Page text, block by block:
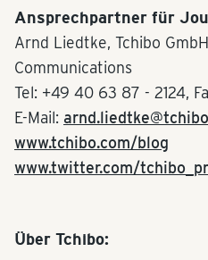
Ansprechpartner für
Arnd Liedtke, Tchibo
Communications
Tel: +49 40 63 87 - 2124,
E-Mail:
www.tchibo.com/blog
www.twitter.com/
Über Tchibo: